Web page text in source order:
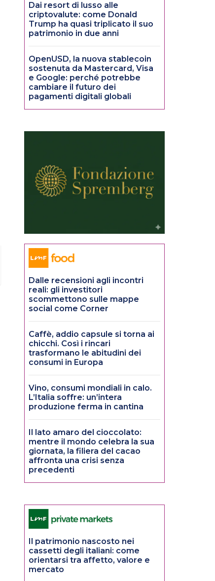
Dai resort di lusso alle
criptovalute: come Donald
Trump ha quasi triplicato il suo
patrimonio in due anni
OpenUSD, la nuova stablecoin
sostenuta da Mastercard, Visa
e Google: perché potrebbe
cambiare il futuro dei
pagamenti digitali globali
Dalle recensioni agli incontri
reali: gli investitori
scommettono sulle mappe
social come Corner
Caffè, addio capsule si torna ai
chicchi. Così i rincari
trasformano le abitudini dei
consumi in Europa
Vino, consumi mondiali in calo.
L’Italia soffre: un’intera
produzione ferma in cantina
Il lato amaro del cioccolato:
mentre il mondo celebra la sua
giornata, la filiera del cacao
affronta una crisi senza
precedenti
Il patrimonio nascosto nei
cassetti degli italiani: come
orientarsi tra affetto, valore e
mercato